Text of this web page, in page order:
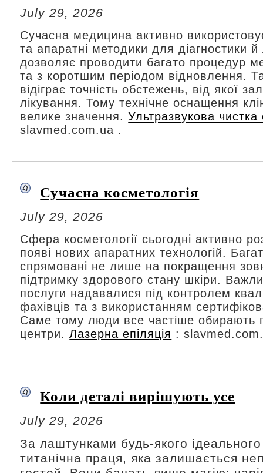
July 29, 2026
Сучасна медицина активно
та апаратні методики для діагностики
дозволяє проводити багато процедур
та з коротшим періодом відновлення.
відіграє точність обстежень, від якої
лікування. Тому технічне оснащення
велике значення.Ультразвукова чистка
slavmed.com.ua .
Сучасна косметологія
July 29, 2026
Сфера косметології сьогодні активно
появі нових апаратних технологій.
спрямовані не лише на покращення
підтримку здорового стану шкіри.
послуги надавалися під контролем
фахівців та з використанням
Саме тому люди все частіше обирають
центри.Лазерна епіляція :
Коли деталі вирішують усе
July 29, 2026
За лаштунками будь-якого ідеального
титанічна праця, яка залишається